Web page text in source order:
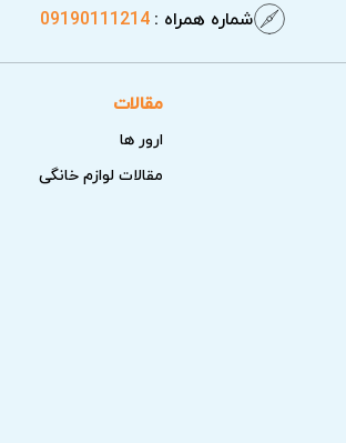
شماره همراه :09190111214
مقالات
ارور ها
مقالات لوازم خانگی